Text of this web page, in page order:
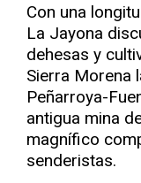
Con una
La Jayona
dehesas y
Sierra Morena
Peñarroya-
antigua mina
magnífico
senderistas.